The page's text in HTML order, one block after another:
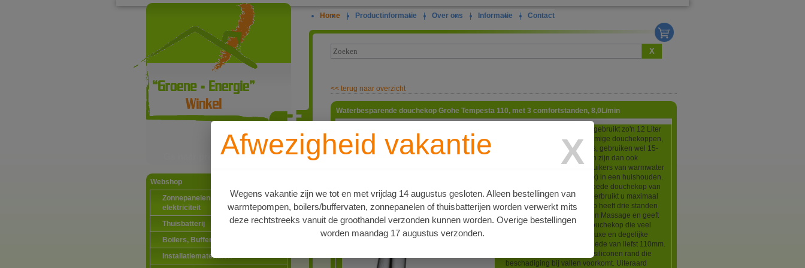
Ga naar productinformatie
Webshop
Zonnepanelen PV-systemen
elektriciteit
Thuisbatterij
Boilers, Buffervaten en toebehoren
Installatiematerialen
Home | Productinformatie | Over ons | Informatie | Contact
X
Afwezigheid vakantie X
Wegens vakantie zijn we tot en met vrijdag 14 augustus gesloten. Alleen bestellingen van
warmtepompen, boilers/buffervaten, zonnepanelen of thuisbatterijen worden verwerkt mits
deze rechtstreeks vanuit de groothandel verzonden kunnen worden. Overige bestellingen
worden maandag 17 augustus verzonden.
<< terug naar overzicht
Waterbesparende douchekop Grohe Tempesta 110, met 3 comfortstanden, 8,0L/min
Een standaard douchekop gebruikt zo'n 12 Liter
water per minuut maar sommige douchekoppen,
zeker de grote stortdouches, gebruiken wel 15-
20 Liter water per minuut en zijn dan ook
verreweg de grootste verbruikers van warmwater
(en dus van het gasverbruik) in een huishouden.
Met deze kwalitatief zeer goede douchekop van
het Duitse topmerk Grohe verbruikt u maximaal
8,0 Liter/min. De douchekop heeft drie standen
Rain (regendruppels), Jet en Massage en geeft
hetzelfde gevoel als een douchekop die veel
meer water verbruikt. Zeer luxe en degelijke
douchekop met een doorsnede van liefst 110mm.
Rondom voorzien van een siliconen rand die
beschadiging bij vallen voorkomt. Uiteraard